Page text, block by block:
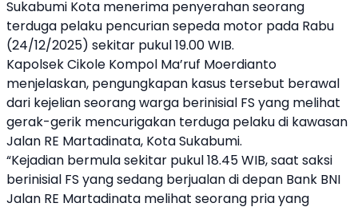
Sukabumi Kota menerima penyerahan seorang
terduga pelaku pencurian sepeda motor pada Rabu
(24/12/2025) sekitar pukul 19.00 WIB.
Kapolsek Cikole Kompol Ma’ruf Moerdianto
menjelaskan, pengungkapan kasus tersebut berawal
dari kejelian seorang warga berinisial FS yang melihat
gerak-gerik mencurigakan terduga pelaku di kawasan
Jalan RE Martadinata, Kota Sukabumi.
“Kejadian bermula sekitar pukul 18.45 WIB, saat saksi
berinisial FS yang sedang berjualan di depan Bank BNI
Jalan RE Martadinata melihat seorang pria yang